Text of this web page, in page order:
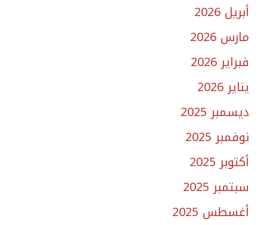
أبريل 2026
مارس 2026
فبراير 2026
يناير 2026
ديسمبر 2025
نوفمبر 2025
أكتوبر 2025
سبتمبر 2025
أغسطس 2025